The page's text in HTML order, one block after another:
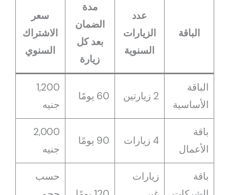
الباقة
عدد
الزيارات
السنوية
مدة
الضمان
بعد كل
زيارة
سعر
الاشتراك
السنوي
الباقة
الأساسية
2 زيارتين 60 يومًا
1,200
جنيه
باقة
الأعمال
4 زيارات 90 يومًا
2,000
جنيه
باقة
زيارات
حسب